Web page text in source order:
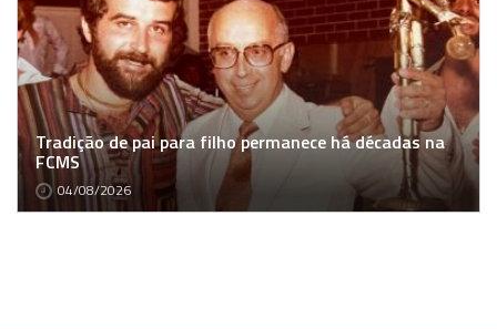
Tradição de pai para filho permanece há décadas na
FCMS
04/08/2026